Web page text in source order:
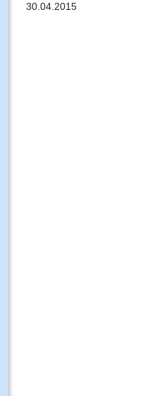
30.04.2015